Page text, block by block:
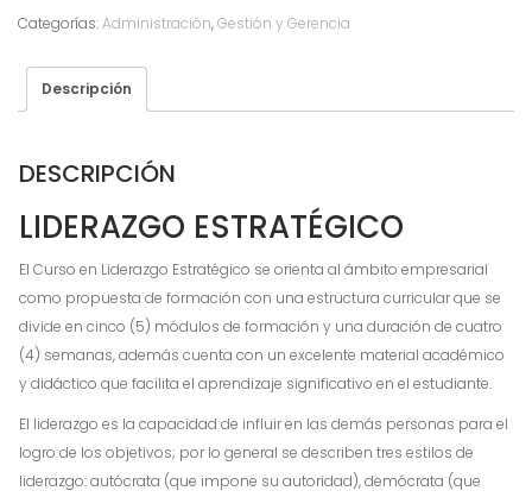
Categorías:Administración,Gestión y Gerencia
Descripción
DESCRIPCIÓN
LIDERAZGO ESTRATÉGICO
El Curso en Liderazgo Estratégico se orienta al ámbito empresarial
como propuesta de formación con una estructura curricular que se
divide en cinco (5) módulos de formación y una duración de cuatro
(4) semanas, además cuenta con un excelente material académico
y didáctico que facilita el aprendizaje significativo en el estudiante.
El liderazgo es la capacidad de influir en las demás personas para el
logro de los objetivos; por lo general se describen tres estilos de
liderazgo: autócrata (que impone su autoridad), demócrata (que